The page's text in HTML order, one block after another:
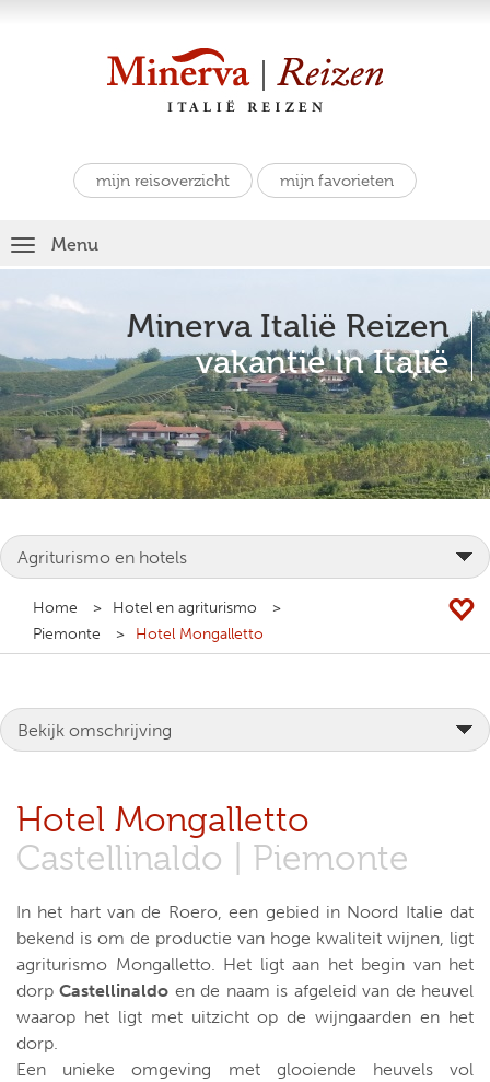
mijn reisoverzicht mijn favorieten
Toggle
navigation
Menu
Minerva Italië Reizen
vakantie in Italië
Home
Hotel en agriturismo
Piemonte
Hotel Mongalletto
Hotel Mongalletto
Castellinaldo | Piemonte
In het hart van de Roero, een gebied in Noord Italie dat
bekend is om de productie van hoge kwaliteit wijnen, ligt
agriturismo Mongalletto. Het ligt aan het begin van het
dorpCastellinaldo en de naam is afgeleid van de heuvel
waarop het ligt met uitzicht op de wijngaarden en het
dorp.
Een unieke omgeving met glooiende heuvels vol